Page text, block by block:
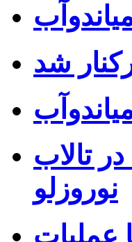
تالاب
نوروزلو
عملیات